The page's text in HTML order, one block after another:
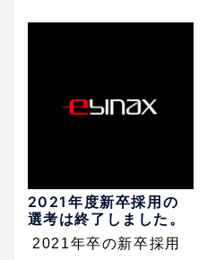
2021年度新卒採用の
選考は終了しました。
2021年卒の新卒採用